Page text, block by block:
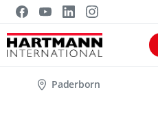
Paderborn